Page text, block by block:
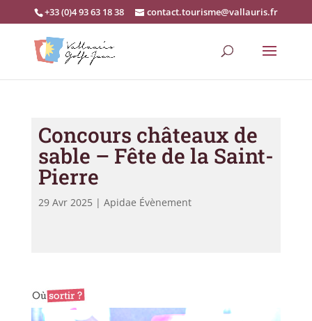
+33 (0)4 93 63 18 38 contact.tourisme@vallauris.fr
Concours châteaux de
sable – Fête de la Saint-
Pierre
29 Avr 2025 | Apidae Évènement